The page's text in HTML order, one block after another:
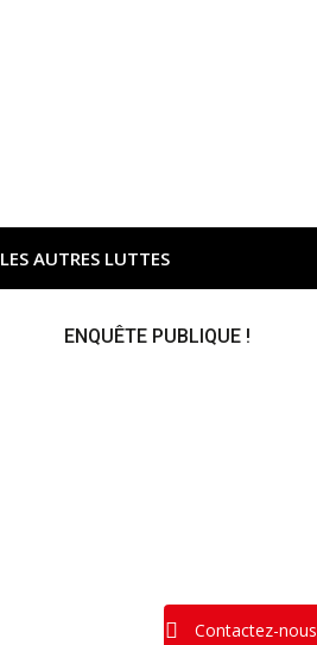
LES AUTRES LUTTES
ENQUÊTE PUBLIQUE !
Contactez-nous